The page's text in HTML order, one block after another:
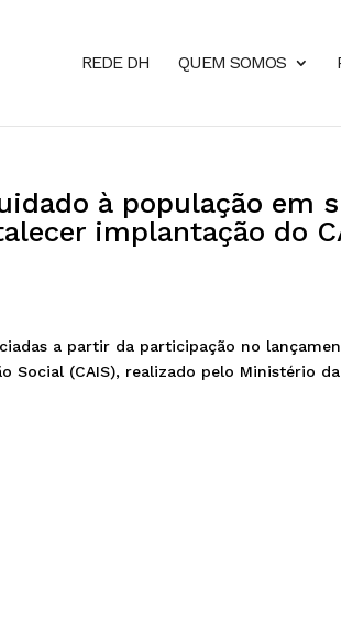
REDE DH QUEM SOMOS
à população em
implantação do
a partir da participação no
Social (CAIS), realizado pelo Ministério